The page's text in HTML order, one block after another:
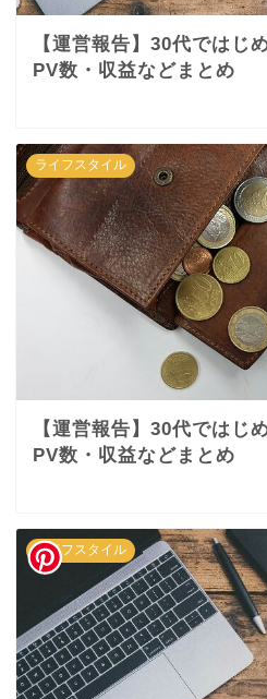
【運営報告】30代ではじ
PV数・収益などまとめ
ライフスタイル
【運営報告】30代ではじ
PV数・収益などまとめ
ライフスタイル